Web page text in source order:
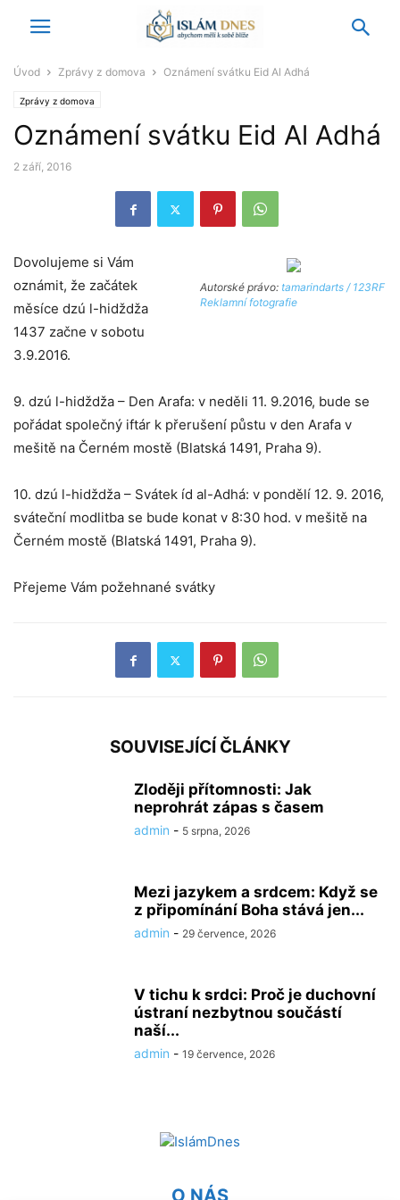
Úvod Zprávy z domova Oznámení svátku Eid Al Adhá
Zprávy z domova
Oznámení svátku Eid Al Adhá
2 září, 2016
Autorské právo: tamarindarts / 123RF
Reklamní fotografie
Dovolujeme si Vám
oznámit, že začátek
měsíce dzú l-hidždža
1437 začne v sobotu
3.9.2016.
9. dzú l-hidždža – Den Arafa: v neděli 11. 9.2016, bude se
pořádat společný iftár k přerušení půstu v den Arafa v
mešitě na Černém mostě (Blatská 1491, Praha 9).
10. dzú l-hidždža – Svátek íd al-Adhá: v pondělí 12. 9. 2016,
sváteční modlitba se bude konat v 8:30 hod. v mešitě na
Černém mostě (Blatská 1491, Praha 9).
Přejeme Vám požehnané svátky
SOUVISEJÍCÍ ČLÁNKY
Zloději přítomnosti: Jak
neprohrát zápas s časem
admin - 5 srpna, 2026
Mezi jazykem a srdcem: Když se
z připomínání Boha stává jen...
admin - 29 července, 2026
V tichu k srdci: Proč je duchovní
ústraní nezbytnou součástí
naší...
admin - 19 července, 2026
O NÁS